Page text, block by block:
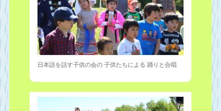
日本語を話す子供の会の 子供たちによる 踊りと合唱